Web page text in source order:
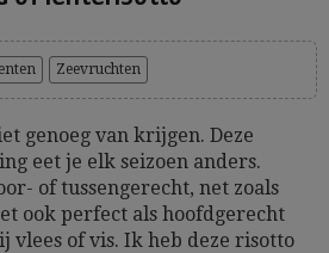
Zeevruchten
genoeg van krijgen. Deze
eet je elk seizoen anders.
of tussengerecht, net zoals
ook perfect als hoofdgerecht
vlees of vis. Ik heb deze risotto